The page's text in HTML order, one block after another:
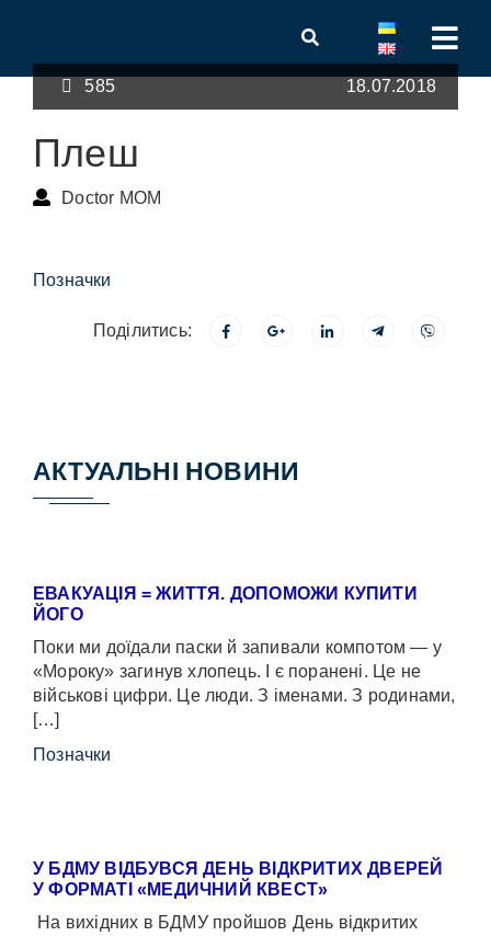
585 18.07.2018
Плеш
Doctor MOM
Позначки
Поділитись:
АКТУАЛЬНІ НОВИНИ
ЕВАКУАЦІЯ = ЖИТТЯ. ДОПОМОЖИ КУПИТИ
ЙОГО
Поки ми доїдали паски й запивали компотом — у
«Мороку» загинув хлопець. І є поранені. Це не
військові цифри. Це люди. З іменами. З родинами,
[…]
Позначки
У БДМУ ВІДБУВСЯ ДЕНЬ ВІДКРИТИХ ДВЕРЕЙ
У ФОРМАТІ «МЕДИЧНИЙ КВЕСТ»
На вихідних в БДМУ пройшов День відкритих